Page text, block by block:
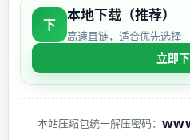
下
本地下载（推荐）
高速直链，适合优先选择
立即
本站压缩包统一解压密码：